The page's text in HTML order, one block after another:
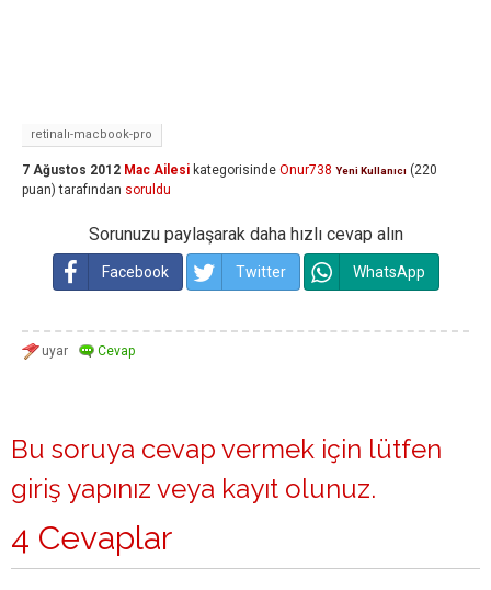
retinalı-macbook-pro
7 Ağustos 2012 Mac Ailesi kategorisinde Onur738 Yeni Kullanıcı (220
puan) tarafından soruldu
Sorunuzu paylaşarak daha hızlı cevap alın
Facebook Twitter WhatsApp
Bu soruya cevap vermek için lütfen
giriş yapınız veya kayıt olunuz.
4 Cevaplar